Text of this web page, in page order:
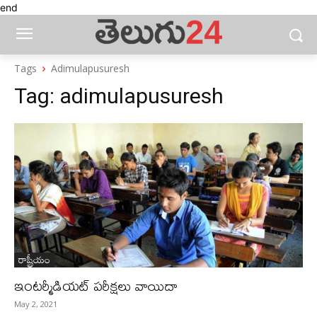
end
Tags Adimulapusuresh
Tag: adimulapusuresh
రాష్ట్రీయం
ఇంటర్మీడియట్‌ పరీక్షలు వాయిదా
May 2, 2021